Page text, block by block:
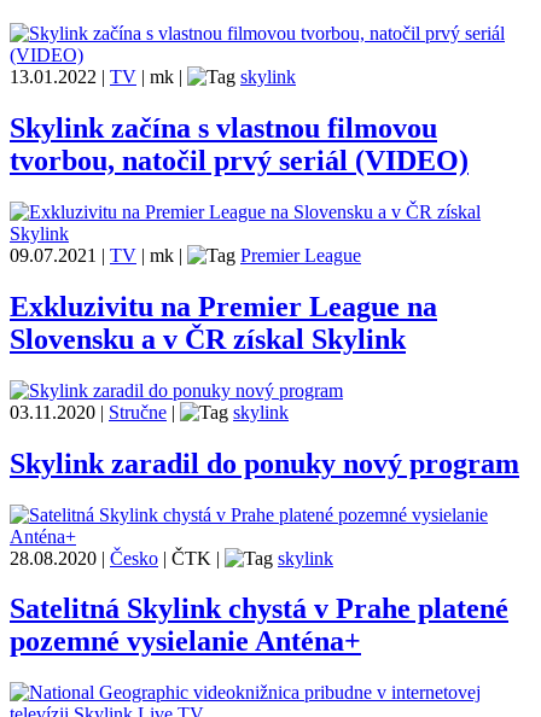
13.01.2022 | TV | mk | skylink
Skylink začína s vlastnou filmovou
tvorbou, natočil prvý seriál (VIDEO)
09.07.2021 | TV | mk | Premier League
Exkluzivitu na Premier League na
Slovensku a v ČR získal Skylink
03.11.2020 | Stručne | skylink
Skylink zaradil do ponuky nový program
28.08.2020 | Česko | ČTK | skylink
Satelitná Skylink chystá v Prahe platené
pozemné vysielanie Anténa+